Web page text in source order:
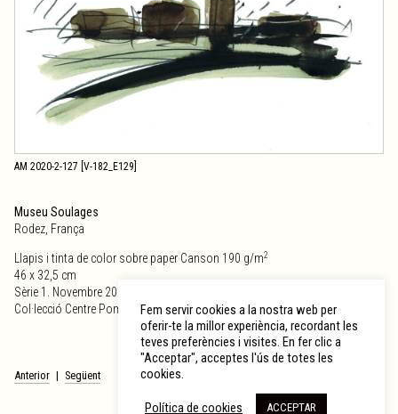
AM 2020-2-127 [V-182_E129]
Museu Soulages
Rodez, França
Llapis i tinta de color sobre paper Canson 190 g/m2
46 x 32,5 cm
Sèrie 1. Novembre 2007
Col·lecció Centre Pompidou
NavegacióSegüent
Anterior
Fem servir cookies a la nostra web per
oferir-te la millor experiència, recordant les
teves preferències i visites. En fer clic a
"Acceptar", acceptes l'ús de totes les
cookies.
Política de cookies ACCEPTAR